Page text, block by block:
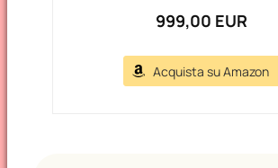
999,00 EUR
Acquista su Amazon